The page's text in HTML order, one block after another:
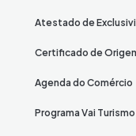
Atestado de
Certificado de
Agenda do Comércio
Programa Vai Turismo